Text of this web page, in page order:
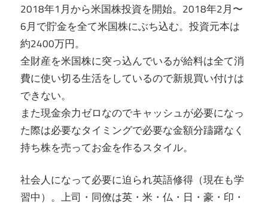
2018年1月から米国株投資を開始。2018年2月〜
6月で貯金を全て米国株にぶち込む。投資元本は
約2400万円。
全財産を米国株に突っ込んでいるが給料は全て消
費に使い切る生活をしているので新規買い付けは
できない。
また現金余力ゼロなのでキャッシュが必要になっ
た際は必要なタイミングで必要な金額分躊躇なく
持ち株を売ってお金を作るスタイル。
社会人になって必要に迫られ英語修得（現在も学
習中）。上司・同僚は英・米・仏・日・豪・印・